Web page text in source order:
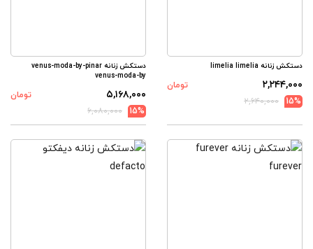
دستکش زنانه limelia limelia
۲,۲۴۴,۰۰۰
تومان
15%
۲,۶۴۰,۰۰۰
دستکش زنانه venus-moda-by-pinar
venus-moda-by
۵,۱۶۸,۰۰۰
تومان
15%
۶,۰۸۰,۰۰۰